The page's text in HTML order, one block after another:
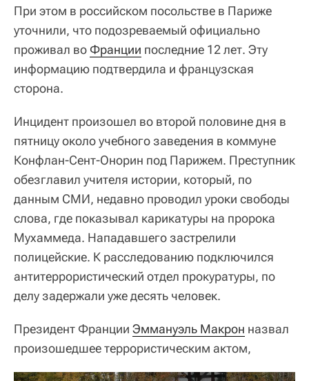
При этом в российском посольстве в Париже
уточнили, что подозреваемый официально
проживал во Франции последние 12 лет. Эту
информацию подтвердила и французская
сторона.
Инцидент произошел во второй половине дня в
пятницу около учебного заведения в коммуне
Конфлан-Сент-Онорин под Парижем. Преступник
обезглавил учителя истории, который, по
данным СМИ, недавно проводил уроки свободы
слова, где показывал карикатуры на пророка
Мухаммеда. Нападавшего застрелили
полицейские. К расследованию подключился
антитеррористический отдел прокуратуры, по
делу задержали уже десять человек.
Президент Франции Эммануэль Макрон назвал
произошедшее террористическим актом,